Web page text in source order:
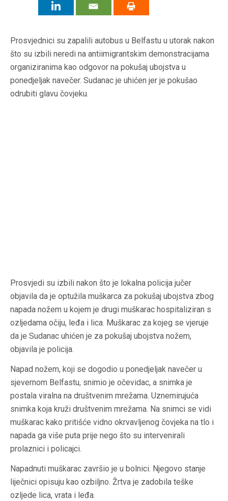
Prosvjednici su zapalili autobus u Belfastu u utorak nakon
što su izbili neredi na antiimigrantskim demonstracijama
organiziranima kao odgovor na pokušaj ubojstva u
ponedjeljak navečer. Sudanac je uhićen jer je pokušao
odrubiti glavu čovjeku.
Prosvjedi su izbili nakon što je lokalna policija jučer
objavila da je optužila muškarca za pokušaj ubojstva zbog
napada nožem u kojem je drugi muškarac hospitaliziran s
ozljedama očiju, leđa i lica. Muškarac za kojeg se vjeruje
da je Sudanac uhićen je za pokušaj ubojstva nožem,
objavila je policija.
Napad nožem, koji se dogodio u ponedjeljak navečer u
sjevernom Belfastu, snimio je očevidac, a snimka je
postala viralna na društvenim mrežama. Uznemirujuća
snimka koja kruži društvenim mrežama. Na snimci se vidi
muškarac kako pritišće vidno okrvavljenog čovjeka na tlo i
napada ga više puta prije nego što su intervenirali
prolaznici i policajci.
Napadnuti muškarac završio je u bolnici. Njegovo stanje
liječnici opisuju kao ozbiljno. Žrtva je zadobila teške
ozljede lica, vrata i leđa.